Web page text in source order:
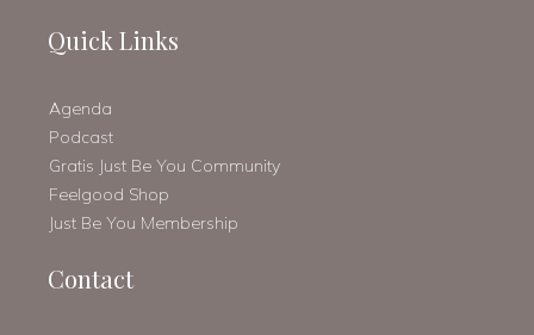
Quick Links
Agenda
Podcast
Gratis Just Be You Community
Feelgood Shop
Just Be You Membership
Contact